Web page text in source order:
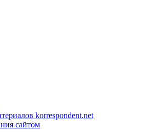
korrespondent.net
сайтом